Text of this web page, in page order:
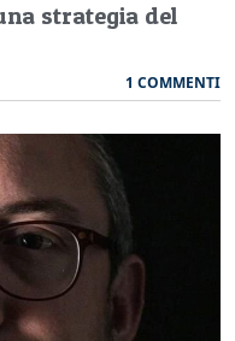
strategia del
1 COMMENTI